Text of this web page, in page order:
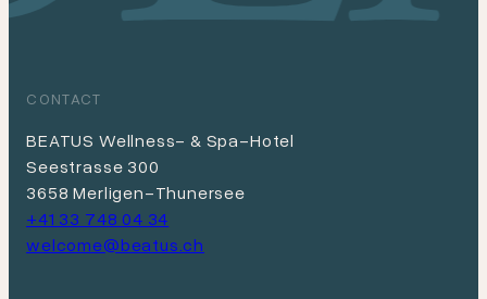
CONTACT
BEATUS Wellness- & Spa-Hotel
Seestrasse 300
3658 Merligen-Thunersee
+41 33 748 04 34
welcome@beatus.ch